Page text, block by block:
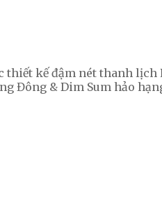
thiết kế đậm nét thanh
Đông & Dim Sum hảo